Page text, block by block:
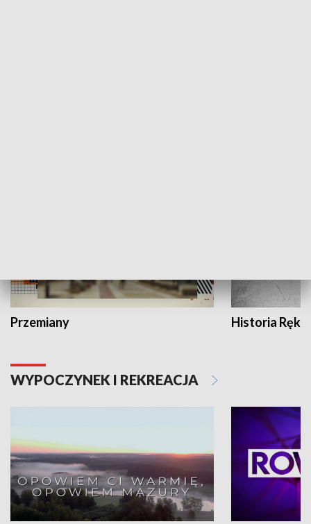
Przemiany Historia Ręką
WYPOCZYNEK I REKREACJA